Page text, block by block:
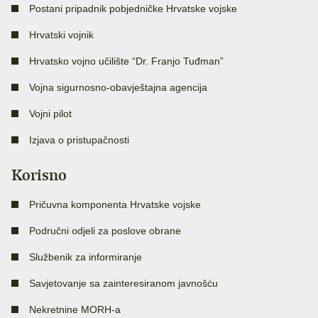
Postani pripadnik pobjedničke Hrvatske vojske
Hrvatski vojnik
Hrvatsko vojno učilište “Dr. Franjo Tuđman”
Vojna sigurnosno-obavještajna agencija
Vojni pilot
Izjava o pristupačnosti
Korisno
Pričuvna komponenta Hrvatske vojske
Područni odjeli za poslove obrane
Službenik za informiranje
Savjetovanje sa zainteresiranom javnošću
Nekretnine MORH-a